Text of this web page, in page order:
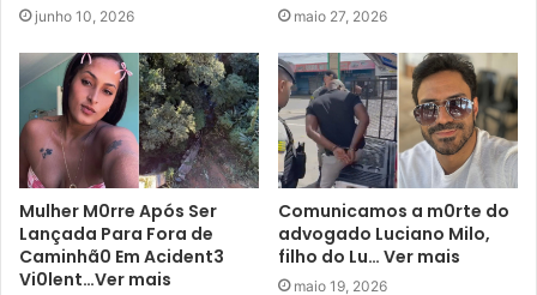
junho 10, 2026 maio 27, 2026
Mulher M0rre Após Ser
Lançada Para Fora de
Caminhã0 Em Acident3
Vi0lent…Ver mais
Comunicamos a m0rte do
advogado Luciano Milo,
filho do Lu… Ver mais
maio 19, 2026